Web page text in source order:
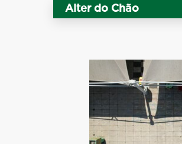
Alter do Chão